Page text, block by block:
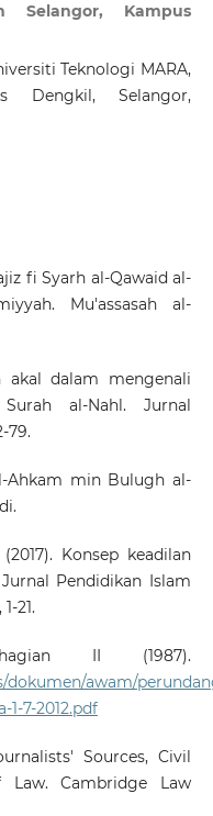
Selangor, Kampus
Teknologi MARA,
Dengkil, Selangor,
fi Syarh al-Qawaid al-
Mu'assasah al-
akal dalam mengenali
al-Nahl. Jurnal
79.
Ahkam min Bulugh al-
Konsep keadilan
Pendidikan Islam
21.
II (1987).
awam/
7-2012.pdf
Sources, Civil
Cambridge Law